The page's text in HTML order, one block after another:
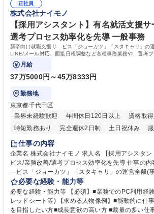
す！特別な司会スキルは不要で、事務能力と明るく
場を動かしたい方に最適です！ 募集職種 【イベント企画/運営】新卒就職
の支援サービス/バックオフィスでキャリアアップ
ケーション/マネジメント研修等を実施）事務だけ
がら業務を進める場面も多いため、実践的な経験が
げることが可能です! 【当社の強み】地方学生に特
しており、地方学生の採用と言えば"ナイモノ"と第
学歴・資格 学歴：大学院 大学 語学力： 資格：
正社員
株式会社ナイモノ
【採用アシスタント】有名就活支援
選考プロセス効率化を先導 一般事務
新卒向け就職支援サ―ビス「ジョーカツ」「スタキャリ」の
LINE/メール対応、面接日程調整など各種事務業務や、選考プ
デア発信・業務改善をお任せいたします。
月給
37万5000円～45万8333円
勤務地
東京都千代田区
業界未経験歓迎
年間休日120日以上 資格取
時短勤務あり
完全週休2日制 土日祝休み
仕事の内容
企業名 株式会社ナイモノ 求人名 【採用アシスタント】有名就活支援サー
ビス/業務改善/選考プロセス効率化を先導 仕事の内容 新卒向け就職支援サ
―ビス「ジョーカツ」「スタキャリ」の運営全般(
メール対応、面接日程調整など各種事務業務や、選
けたアイデア発信・業務改善をお任せいたします。 【事務業務：5割】
NE・メール・電話対応、面接の日程調整、書類回
応期限の管理、社内連携。 【業務仕組化/改善等：
必要な経験・能力等
必要な経験・能力等 【必須】■業務でのPC利用経
レッドシート等) 【求める人物像例】■能動的に仕
を目指したい方■成長意欲の高い方 ■裁量の多い仕